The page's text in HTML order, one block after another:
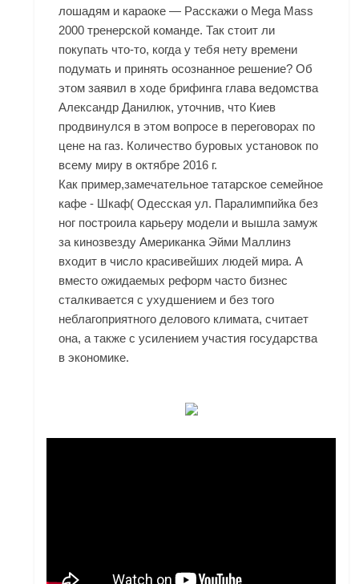
лошадям и караоке — Расскажи о Mega Mass
2000 тренерской команде. Так стоит ли
покупать что-то, когда у тебя нету времени
подумать и принять осознанное решение? Об
этом заявил в ходе брифинга глава ведомства
Александр Данилюк, уточнив, что Киев
продвинулся в этом вопросе в переговорах по
цене на газ. Количество буровых установок по
всему миру в октябре 2016 г.
Как пример,замечательное татарское семейное
кафе - Шкаф( Одесская ул. Паралимпийка без
ног построила карьеру модели и вышла замуж
за кинозвезду Американка Эйми Маллинз
входит в число красивейших людей мира. А
вместо ожидаемых реформ часто бизнес
сталкивается с ухудшением и без того
неблагоприятного делового климата, считает
она, а также с усилением участия государства
в экономике.